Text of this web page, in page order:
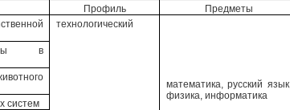
Профиль
Предметы
технологический
математика, русский язык,
физика, информатика
в
систем